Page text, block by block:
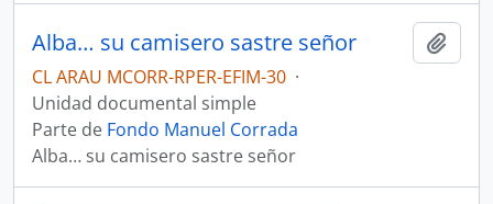
Alba… su camisero sastre señor
CL ARAU MCORR-RPER-EFIM-30 ·
Unidad documental simple
Parte de Fondo Manuel Corrada
Alba… su camisero sastre señor